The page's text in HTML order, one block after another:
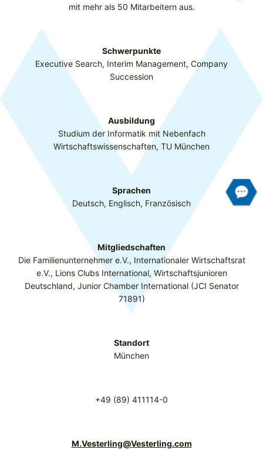
mit mehr als 50 Mitarbeitern aus.
Schwerpunkte
Executive Search, Interim Management, Company
Succession
Ausbildung
Studium der Informatik mit Nebenfach
Wirtschaftswissenschaften, TU München
Sprachen
Deutsch, Englisch, Französisch
Mitgliedschaften
Die Familienunternehmer e.V., Internationaler Wirtschaftsrat
e.V., Lions Clubs International, Wirtschaftsjunioren
Deutschland, Junior Chamber International (JCI Senator
71891)
Standort
München
+49 (89) 411114-0
M.Vesterling@Vesterling.com